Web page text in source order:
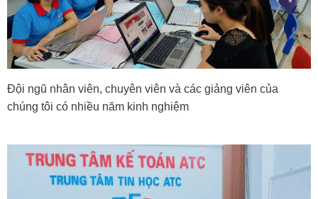
Đội ngũ nhân viên, chuyên viên và các giảng viên của
chúng tôi có nhiều năm kinh nghiệm